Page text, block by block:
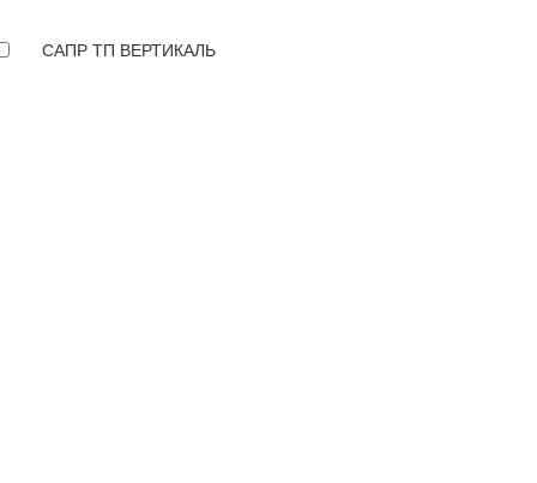
САПР ТП ВЕРТИКАЛЬ